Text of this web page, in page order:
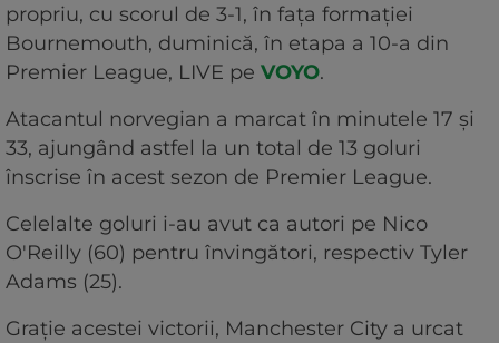
propriu, cu scorul de 3-1, în faţa formaţiei
Bournemouth, duminică, în etapa a 10-a din
Premier League, LIVE pe VOYO.
Atacantul norvegian a marcat în minutele 17 şi
33, ajungând astfel la un total de 13 goluri
înscrise în acest sezon de Premier League.
Celelalte goluri i-au avut ca autori pe Nico
O'Reilly (60) pentru învingători, respectiv Tyler
Adams (25).
Graţie acestei victorii, Manchester City a urcat